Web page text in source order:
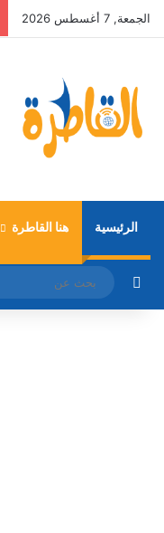
الجمعة, 7 أغسطس 2026
الرئيسية هنا القاطرة
مقال عشوائي